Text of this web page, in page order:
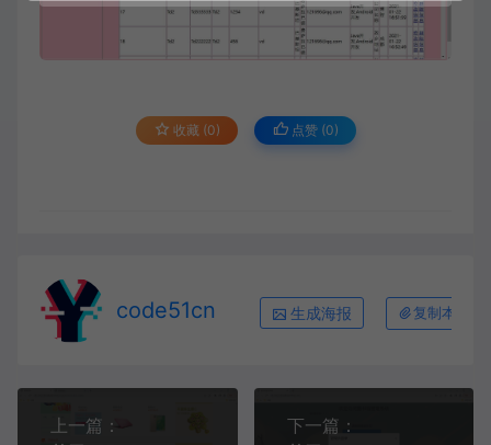
收藏 (0) 点赞 (0)
code51cn 生成海报 复制本文链
上一篇：
下一篇：